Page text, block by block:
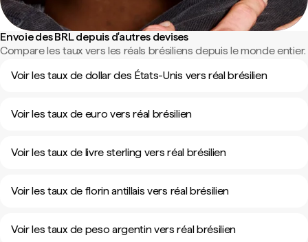
Envoie des BRL depuis d'autres devises
Compare les taux vers les réals brésiliens depuis le monde entier.
Voir les taux de dollar des États-Unis vers réal brésilien
Voir les taux de euro vers réal brésilien
Voir les taux de livre sterling vers réal brésilien
Voir les taux de florin antillais vers réal brésilien
Voir les taux de peso argentin vers réal brésilien